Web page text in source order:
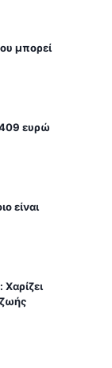
μπορεί
409 ευρώ
είναι